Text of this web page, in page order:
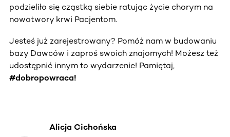
podzieliło się cząstką siebie ratując życie chorym na
nowotwory krwi Pacjentom.
Jesteś już zarejestrowany? Pomóż nam w budowaniu
bazy Dawców i zaproś swoich znajomych! Możesz też
udostępnić innym to wydarzenie! Pamiętaj,
#dobropowraca!
Alicja Cichońska